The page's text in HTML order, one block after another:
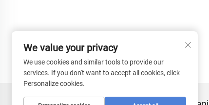
We value your privacy
We use cookies and similar tools to provide our
services. If you don't want to accept all cookies, click
Personalize cookies.